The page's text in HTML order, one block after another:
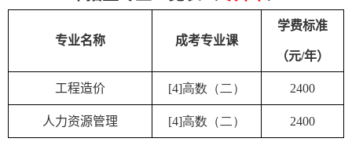
专业名称 成考专业课
学费标准
（元/年）
工程造价 [4]高数（二） 2400
人力资源管理 [4]高数（二） 2400